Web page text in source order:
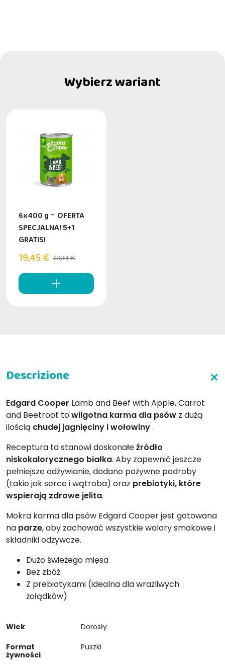
Wybierz wariant
6x400 g - OFERTA
SPECJALNA! 5+1
GRATIS!
19,45 € 23,34 €
Edgard Cooper Lamb and Beef with Apple, Carrot
and Beetroot towilgotna karma dla psów z dużą
ilością chudej jagnięciny i wołowiny.
Receptura ta stanowi doskonałeźródło
niskokalorycznego białka. Aby zapewnić jeszcze
pełniejsze odżywianie, dodano pożywne podroby
(takie jak serce i wątroba) oraz prebiotyki, które
wspierają zdrowe jelita.
Mokra karma dla psów Edgard Cooper jest gotowana
na parze, aby zachować wszystkie walory smakowe i
składniki odżywcze.
Dużo świeżego mięsa
Bez zbóż
Z prebiotykami (idealna dla wrażliwych
żołądków)
Wiek
Dorosły
Format
żywności
Puszki